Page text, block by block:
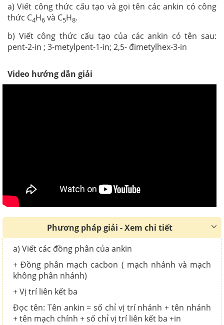
a) Viết công thức cấu tạo và gọi tên các ankin có công
thức C4H6 và C5H8.
b) Viết công thức cấu tạo của các ankin có tên sau:
pent-2-in ; 3-metylpent-1-in; 2,5- đimetylhex-3-in
Video hướng dẫn giải
Phương pháp giải - Xem chi tiết
a) Viết các đồng phân của ankin
+ Đồng phân mạch cacbon ( mạch nhánh và mạch
không phân nhánh)
+ Vị trí liên kết ba
Đọc tên: Tên ankin = số chỉ vị trí nhánh + tên nhánh
+ tên mạch chính + số chỉ vị trí liên kết ba +in